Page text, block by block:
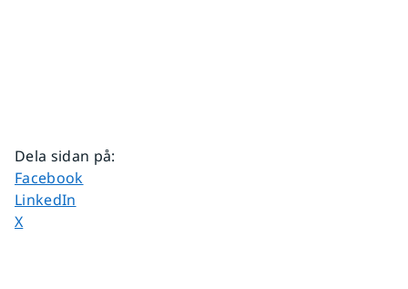
Dela sidan på:
Dela sidan på
Facebook
Dela sidan på
LinkedIn
Dela sidan på
X